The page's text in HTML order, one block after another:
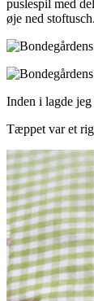
puslespil med
øje ned stoftusch.
Inden i lagde
Tæppet var et